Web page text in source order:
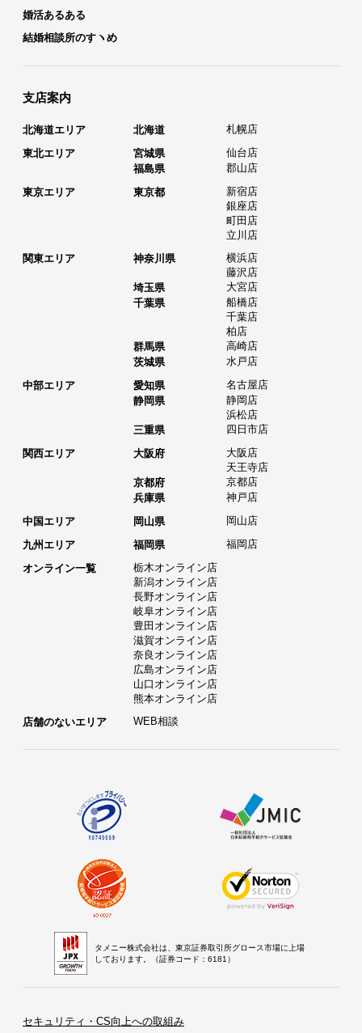
婚活あるある
結婚相談所のすヽめ
支店案内
北海道エリア 北海道
札幌店
東北エリア
宮城県
仙台店
福島県
郡山店
東京エリア
東京都
新宿店
銀座店
町田店
立川店
関東エリア
神奈川県
横浜店
藤沢店
埼玉県
大宮店
千葉県
船橋店
千葉店
柏店
群馬県
高崎店
茨城県
水戸店
中部エリア
愛知県
名古屋店
静岡県
静岡店
浜松店
三重県
四日市店
関西エリア
大阪府
大阪店
天王寺店
京都府
京都店
兵庫県
神戸店
中国エリア
岡山県
岡山店
九州エリア
福岡県
福岡店
オンライン一覧
栃木オンライン店
新潟オンライン店
長野オンライン店
岐阜オンライン店
豊田オンライン店
滋賀オンライン店
奈良オンライン店
広島オンライン店
山口オンライン店
熊本オンライン店
店舗のないエリア
WEB相談
タメニー株式会社は、東京証券取引所グロース市場に上場
しております。（証券コード：6181）
セキュリティ・CS向上への取組み